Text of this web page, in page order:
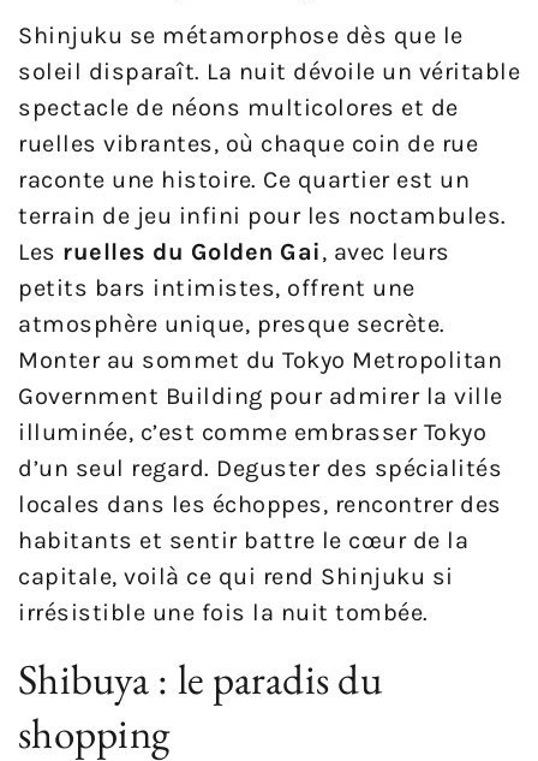
Shinjuku se métamorphose dès que le
soleil disparaît. La nuit dévoile un véritable
spectacle de néons multicolores et de
ruelles vibrantes, où chaque coin de rue
raconte une histoire. Ce quartier est un
terrain de jeu infini pour les noctambules.
Les ruelles du Golden Gai, avec leurs
petits bars intimistes, offrent une
atmosphère unique, presque secrète.
Monter au sommet du Tokyo Metropolitan
Government Building pour admirer la ville
illuminée, c’est comme embrasser Tokyo
d’un seul regard. Deguster des spécialités
locales dans les échoppes, rencontrer des
habitants et sentir battre le cœur de la
capitale, voilà ce qui rend Shinjuku si
irrésistible une fois la nuit tombée.
Shibuya : le paradis du
shopping